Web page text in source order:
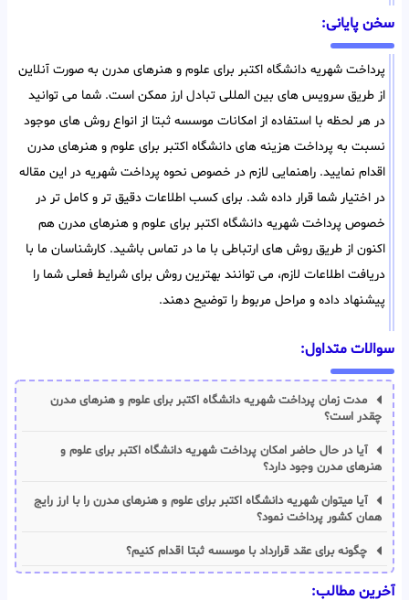
سخن پایانی:
پرداخت شهریه دانشگاه اکتبر برای علوم و هنرهای مدرن به صورت آنلاین
از طریق سرویس های بین المللی تبادل ارز ممکن است. شما می توانید
در هر لحظه با استفاده از امکانات موسسه ثبتا از انواع روش های موجود
نسبت به پرداخت هزینه های دانشگاه اکتبر برای علوم و هنرهای مدرن
اقدام نمایید. راهنمایی لازم در خصوص نحوه پرداخت شهریه در این مقاله
در اختیار شما قرار داده شد. برای کسب اطلاعات دقیق تر و کامل تر در
خصوص پرداخت شهریه دانشگاه اکتبر برای علوم و هنرهای مدرن هم
اکنون از طریق روش های ارتباطی با ما در تماس باشید. کارشناسان ما با
دریافت اطلاعات لازم، می توانند بهترین روش برای شرایط فعلی شما را
پیشنهاد داده و مراحل مربوط را توضیح دهند.
سوالات متداول:
مدت زمان پرداخت شهریه دانشگاه اکتبر برای علوم و هنرهای مدرن
چقدر است؟
آیا در حال حاضر امکان پرداخت شهریه دانشگاه اکتبر برای علوم و
هنرهای مدرن وجود دارد؟
آیا میتوان شهریه دانشگاه اکتبر برای علوم و هنرهای مدرن را با ارز رایج
همان کشور پرداخت نمود؟
چگونه برای عقد قرارداد با موسسه ثبتا اقدام کنیم؟
آخرین مطالب: